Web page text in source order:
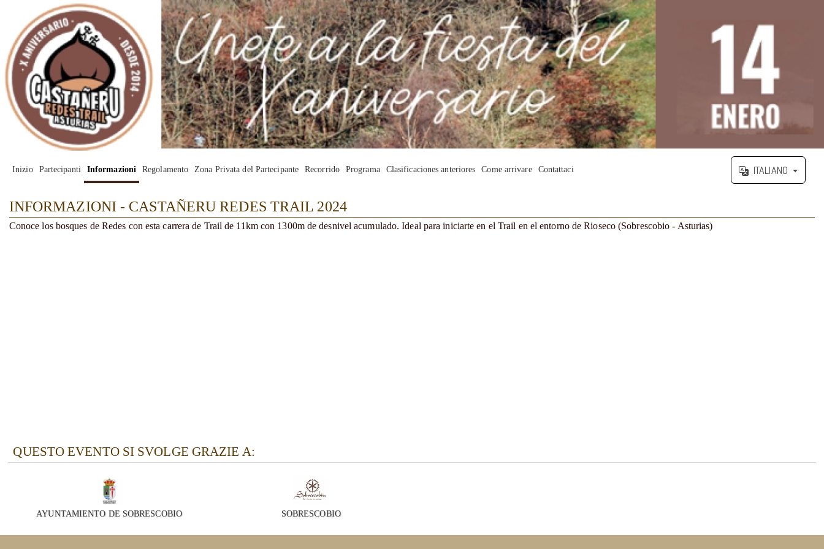
Inizio Partecipanti Informazioni Regolamento Zona Privata del Partecipante Recorrido Programa Clasificaciones anteriores Come arrivare Contattaci ITALIANO
INFORMAZIONI - CASTAÑERU REDES TRAIL 2024
Conoce los bosques de Redes con esta carrera de Trail de 11km con 1300m de desnivel acumulado. Ideal para iniciarte en el Trail en el entorno de Rioseco (Sobrescobio - Asturias)
QUESTO EVENTO SI SVOLGE GRAZIE A:
AYUNTAMIENTO DE SOBRESCOBIO SOBRESCOBIO